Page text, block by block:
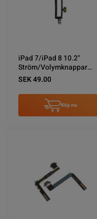
iPad 7/iPad 8 10.2"
Ström/Volymknappar
Flexkabel
SEK 49.00
Köp nu